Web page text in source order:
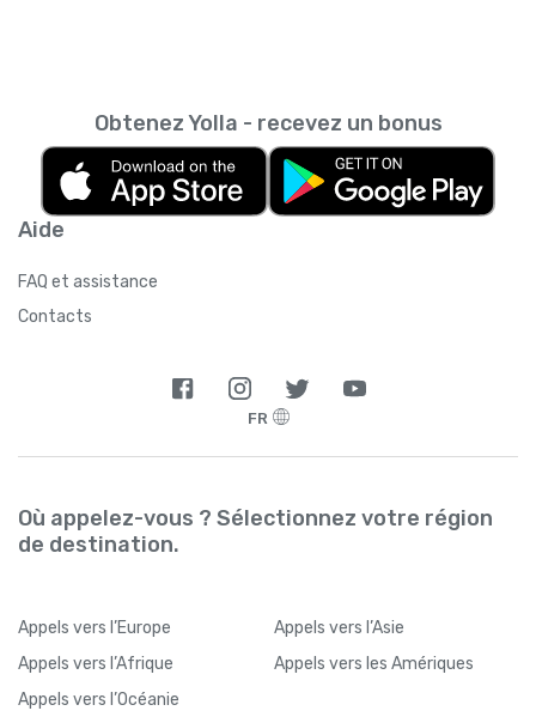
Aide
FAQ et assistance
Contacts
Obtenez Yolla - recevez un bonus
FR
Où appelez-vous ? Sélectionnez votre région
de destination.
Appels vers l’Europe Appels vers l’Asie
Appels vers l’Afrique Appels vers les Amériques
Appels vers l’Océanie